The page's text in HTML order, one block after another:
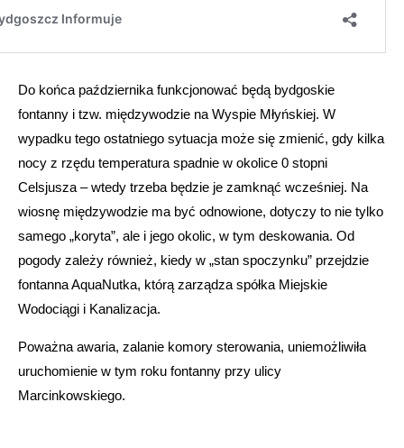
Do końca października funkcjonować będą bydgoskie
fontanny i tzw. międzywodzie na Wyspie Młyńskiej. W
wypadku tego ostatniego sytuacja może się zmienić, gdy kilka
nocy z rzędu temperatura spadnie w okolice 0 stopni
Celsjusza – wtedy trzeba będzie je zamknąć wcześniej. Na
wiosnę międzywodzie ma być odnowione, dotyczy to nie tylko
samego „koryta”, ale i jego okolic, w tym deskowania. Od
pogody zależy również, kiedy w „stan spoczynku” przejdzie
fontanna AquaNutka, którą zarządza spółka Miejskie
Wodociągi i Kanalizacja.
Poważna awaria, zalanie komory sterowania, uniemożliwiła
uruchomienie w tym roku fontanny przy ulicy
Marcinkowskiego.